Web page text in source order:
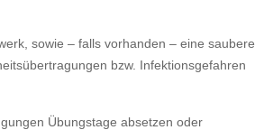
sowie – falls vorhanden – eine saubere
bzw. Infektionsgefahren
Übungstage absetzen oder